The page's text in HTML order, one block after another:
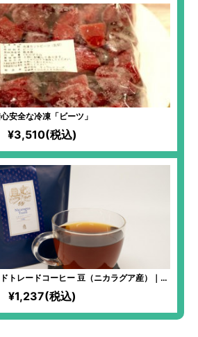
安全な冷凍「ビーツ」
¥3,510(税込)
トレードコーヒー 豆（ニカラグア産）｜実
豆を50℃のお湯で洗ってから焙煎すること
とした味わいに！コーヒーは体質に合わな
方にも一度試してほしい！
¥1,237(税込)